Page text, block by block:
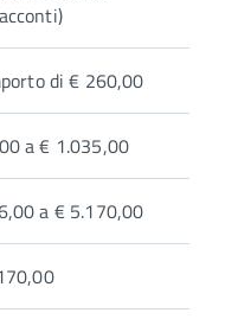
di € 260,00
a € 1.035,00
a € 5.170,00